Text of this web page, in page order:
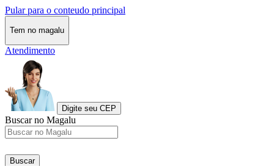
Pular para o conteudo principal
Tem no magalu
Atendimento
Digite seu CEP
Buscar no Magalu
Buscar